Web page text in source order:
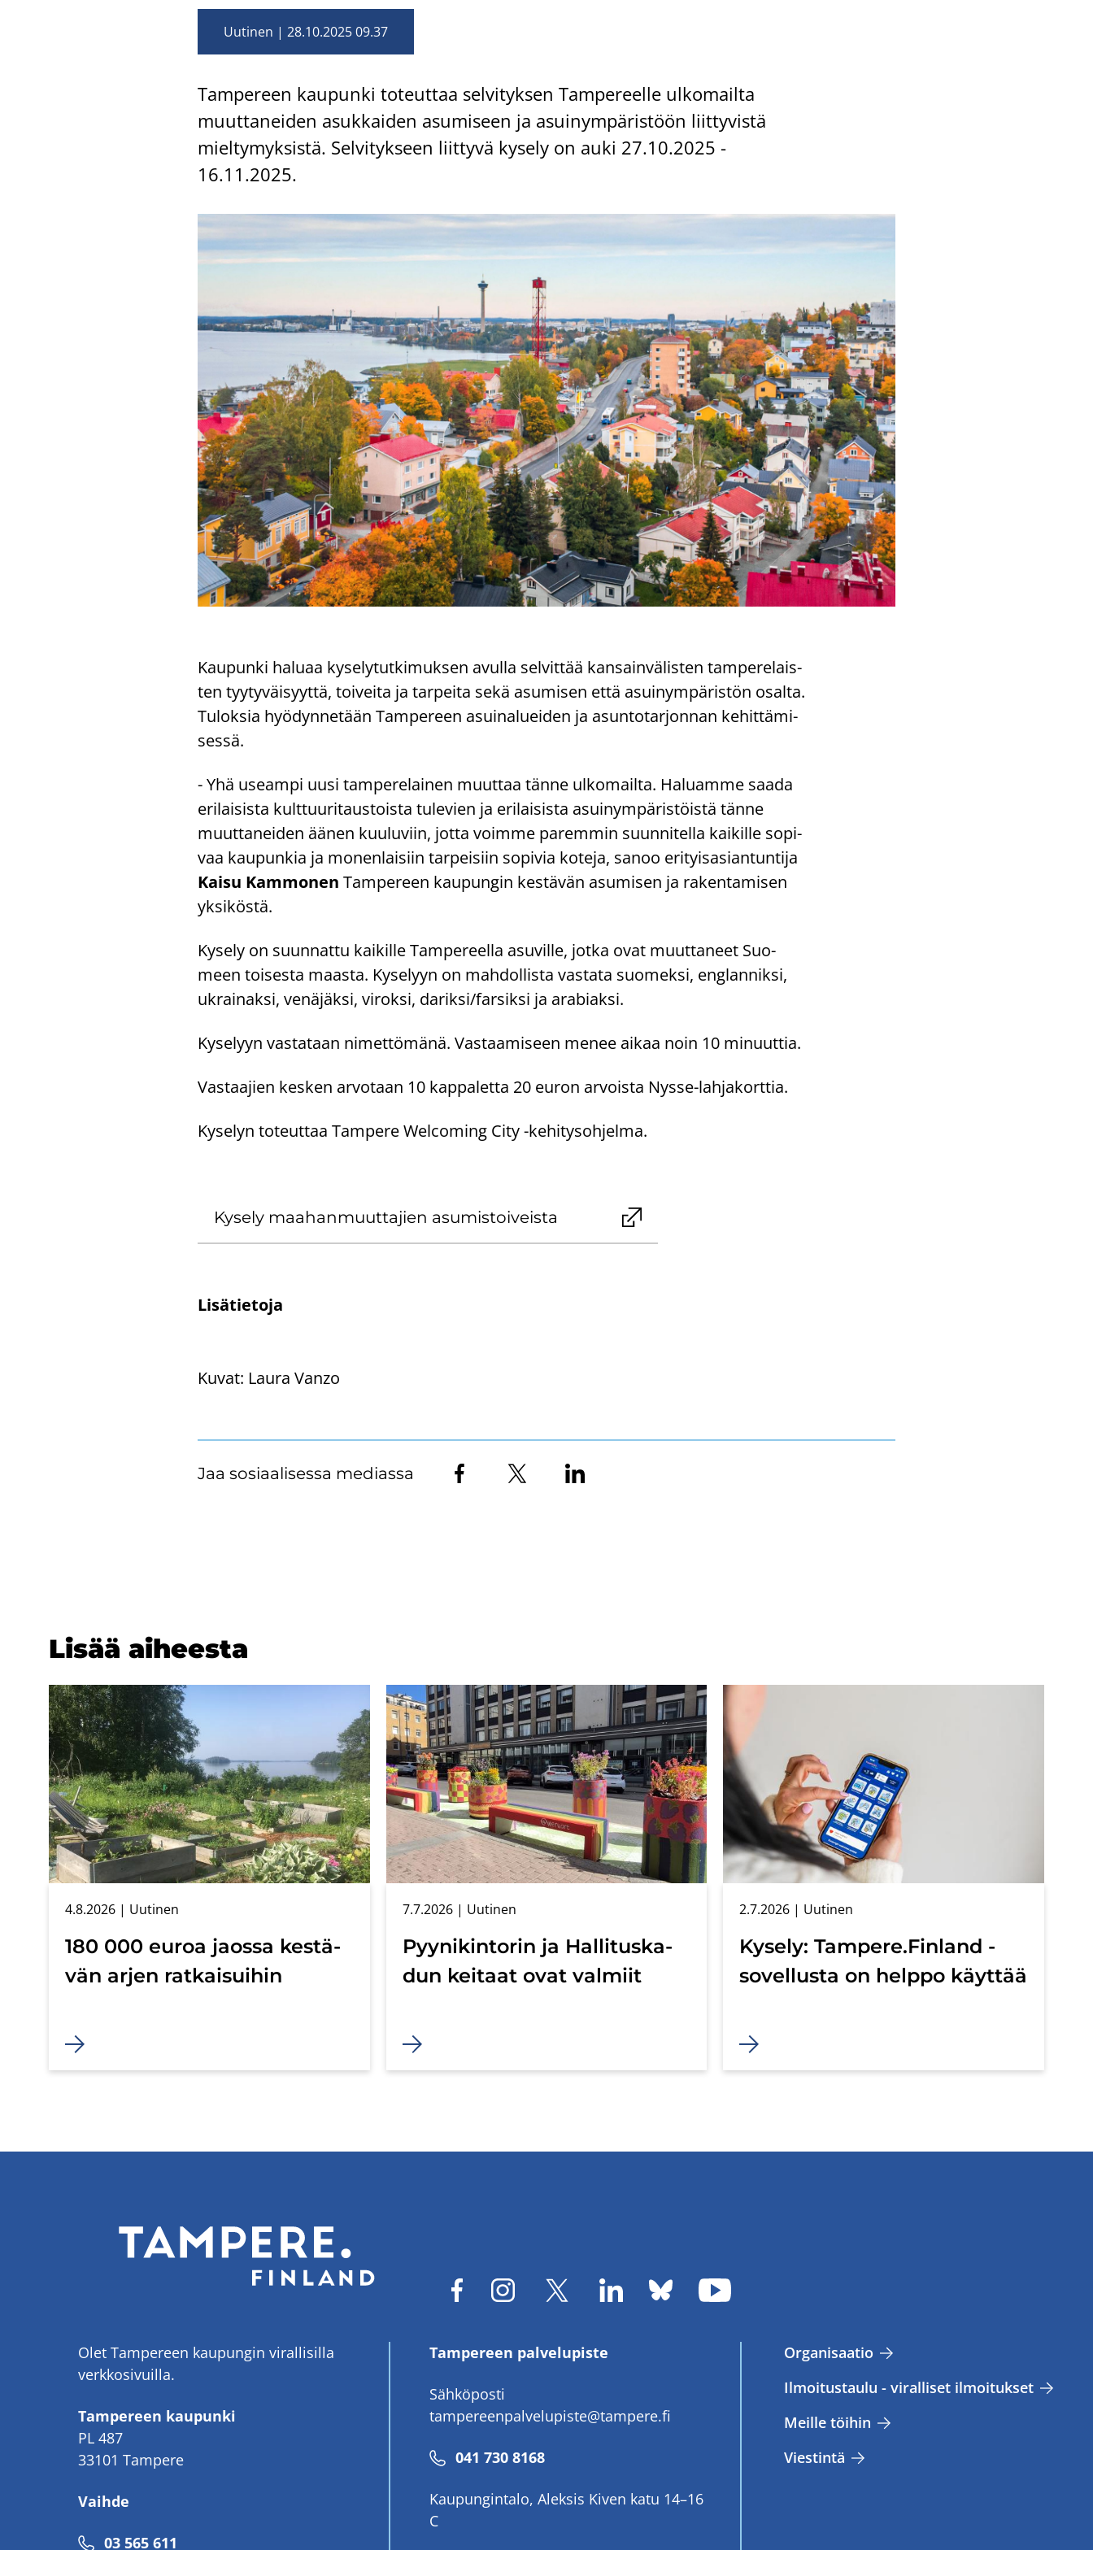
Uutinen 28.10.2025 09.37
Tam­pe­reen kau­pun­ki to­teut­taa sel­vi­tyk­sen Tam­pe­reel­le ul­ko­mail­ta
muut­ta­nei­den asuk­kai­den asu­mi­seen ja asui­nym­pä­ris­töön liit­ty­vis­tä
miel­ty­myk­sis­tä. Sel­vi­tyk­seen liit­ty­vä ky­se­ly on auki 27.10.2025 -
16.11.2025.
Kau­pun­ki ha­lu­aa ky­se­ly­tut­ki­muk­sen avul­la sel­vit­tää kan­sain­vä­lis­ten tam­pe­re­lais­
ten tyy­ty­väi­syyt­tä, toi­vei­ta ja tar­pei­ta sekä asu­mi­sen että asui­nym­pä­ris­tön osal­ta.
Tu­lok­sia hyö­dyn­ne­tään Tam­pe­reen asui­na­luei­den ja asun­to­tar­jon­nan ke­hit­tä­mi­
ses­sä.
- Yhä useam­pi uusi tam­pe­re­lai­nen muut­taa tänne ul­ko­mail­ta. Ha­luam­me saada
eri­lai­sis­ta kult­tuu­ri­taus­tois­ta tu­le­vien ja eri­lai­sis­ta asui­nym­pä­ris­töis­tä tänne
muut­ta­nei­den äänen kuu­lu­viin, jotta voim­me pa­rem­min suun­ni­tel­la kai­kil­le so­pi­
vaa kau­pun­kia ja mo­nen­lai­siin tar­pei­siin so­pi­via ko­te­ja, sanoo eri­tyis­asian­tun­ti­ja
Kaisu Kam­mo­nen Tam­pe­reen kau­pun­gin kes­tä­vän asu­mi­sen ja ra­ken­ta­mi­sen
yk­si­kös­tä.
Ky­se­ly on suun­nat­tu kai­kil­le Tam­pe­reel­la asu­vil­le, jotka ovat muut­ta­neet Suo­
meen toi­ses­ta maas­ta. Ky­se­lyyn on mah­dol­lis­ta vas­ta­ta suo­mek­si, englan­nik­si,
ukrai­nak­si, ve­nä­jäk­si, vi­rok­si, da­rik­si/far­sik­si ja ara­biak­si.
Ky­se­lyyn vas­ta­taan ni­met­tö­mä­nä. Vas­taa­mi­seen menee aikaa noin 10 mi­nuut­tia.
Vas­taa­jien kes­ken ar­vo­taan 10 kap­pa­let­ta 20 euron ar­vois­ta Nysse-​lahjakorttia.
Ky­se­lyn to­teut­taa Tam­pe­re Welcoming City -​kehitysohjelma.
Ky­se­ly maa­han­muut­ta­jien asu­mis­toi­veis­ta
Li­sä­tie­to­ja
Kuvat: Laura Vanzo
Jaa sosiaalisessa mediassa
Lisää ai­hees­ta
180 000 euroa jaos­sa kes­tä­
vän arjen rat­kai­sui­hin
4.8.2026 | Uu­ti­nen
Pyy­ni­kin­to­rin ja Hal­li­tus­ka­
dun kei­taat ovat val­miit
7.7.2026| Uu­ti­nen
Ky­se­ly: Tam­pe­re.Fin­land -​
sovellusta on help­po käyt­tää
2.7.2026 | Uu­ti­nen
Olet Tampereen kaupungin virallisilla
verkkosivuilla.
Tampereen kaupunki
PL 487
33101 Tampere
Vaihde
Puhelinnumero
03 565 611
Tampereen palvelupiste
Sähköposti
tampereenpalvelupiste@tampere.fi
Puhelinnumero
041 730 8168
Kaupungintalo, Aleksis Kiven katu 14–16
C
Or­ga­ni­saa­tio
Il­moi­tus­tau­lu - vi­ral­li­set il­moi­tuk­set
Meil­le töi­hin
Vies­tin­tä